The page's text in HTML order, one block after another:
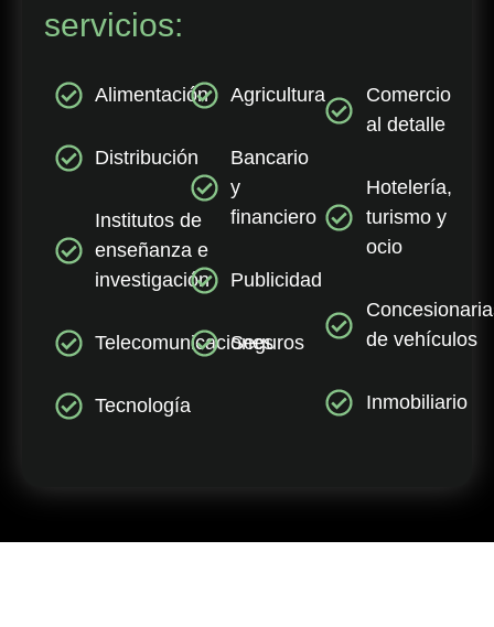
servicios:
Alimentación
Distribución
Institutos de
enseñanza e
investigación
Telecomunicaciones
Tecnología
Agricultura
Bancario
y
financiero
Publicidad
Seguros
Comercio
al detalle
Hotelería,
turismo y
ocio
de vehículos
Inmobiliario